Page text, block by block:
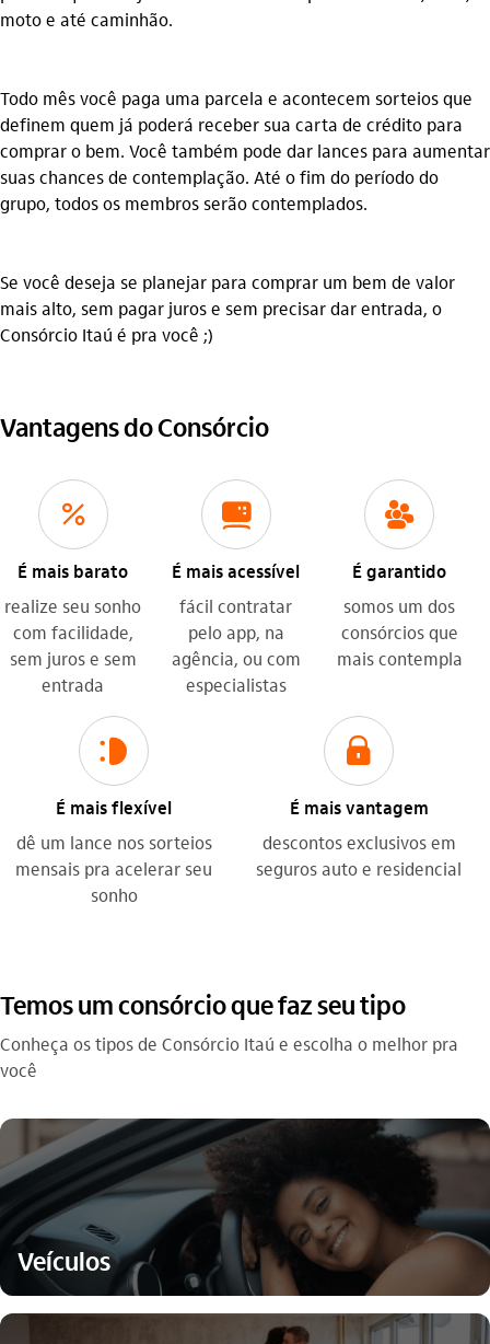
moto e até caminhão.
Todo mês você paga uma parcela e acontecem sorteios que
definem quem já poderá receber sua carta de crédito para
comprar o bem. Você também pode dar lances para aumentar
suas chances de contemplação. Até o fim do período do
grupo, todos os membros serão contemplados.
Se você deseja se planejar para comprar um bem de valor
mais alto, sem pagar juros e sem precisar dar entrada, o
Consórcio Itaú é pra você ;)
Vantagens do Consórcio
icon-itaufonts_juros_descontos icon
É mais barato
realize seu sonho
com facilidade,
sem juros e sem
entrada
icon-itaufonts_computador_internet icon
É mais acessível
fácil contratar
pelo app, na
agência, ou com
especialistas
icon-itaufonts_lideranca icon
É garantido
somos um dos
consórcios que
mais contempla
icon-itaufonts_sorriso icon
É mais flexível
dê um lance nos sorteios
mensais pra acelerar seu
sonho
icon-itaufonts_seguranca icon
É mais vantagem
descontos exclusivos em
seguros auto e residencial
Temos um consórcio que faz seu tipo
Conheça os tipos de Consórcio Itaú e escolha o melhor pra
você
Veículos